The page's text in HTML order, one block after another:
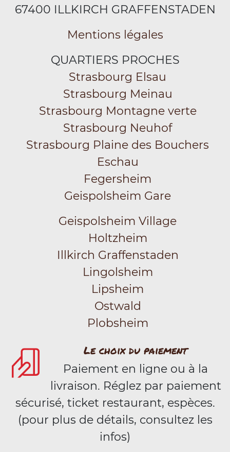
67400 ILLKIRCH GRAFFENSTADEN
Mentions légales
QUARTIERS PROCHES
Strasbourg Elsau
Strasbourg Meinau
Strasbourg Montagne verte
Strasbourg Neuhof
Strasbourg Plaine des Bouchers
Eschau
Fegersheim
Geispolsheim Gare
Geispolsheim Village
Holtzheim
Illkirch Graffenstaden
Lingolsheim
Lipsheim
Ostwald
Plobsheim
Le choix du paiement
Paiement en ligne ou à la
livraison. Réglez par paiement
sécurisé, ticket restaurant, espèces.
(pour plus de détails, consultez les
infos)